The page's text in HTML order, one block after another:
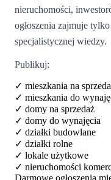
nieruchomości,
ogłoszenia zajmuje
specjalistycznej wiedzy.
Publikuj:
✓ mieszkania na
✓ mieszkania do
✓ domy na sprzedaż
✓ domy do wynajęcia
✓ działki budowlane
✓ działki rolne
✓ lokale użytkowe
✓ nieruchomości